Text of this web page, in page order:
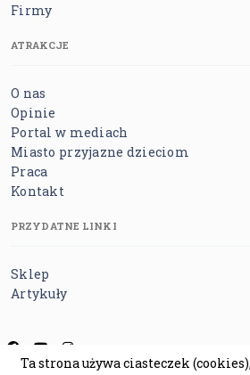
Firmy
ATRAKCJE
O nas
Opinie
Portal w mediach
Miasto przyjazne dzieciom
Praca
Kontakt
PRZYDATNE LINKI
Sklep
Artykuły
Ta strona używa ciasteczek